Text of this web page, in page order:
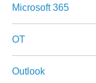
Microsoft 365
OT
Outlook